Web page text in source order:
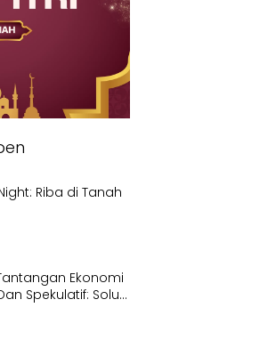
Riba di Tanah
Ekonomi
Spekulatif: Solusi